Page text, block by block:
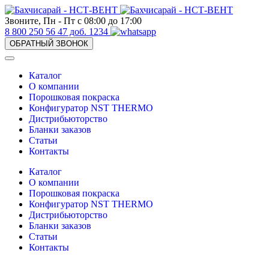
Звоните, Пн - Пт с 08:00 до 17:00
8 800 250 56 47 доб. 1234
ОБРАТНЫЙ ЗВОНОК
Каталог
О компании
Порошковая покраска
Конфигуратор NST THERMO
Дистрибьюторство
Бланки заказов
Статьи
Контакты
Каталог
О компании
Порошковая покраска
Конфигуратор NST THERMO
Дистрибьюторство
Бланки заказов
Статьи
Контакты